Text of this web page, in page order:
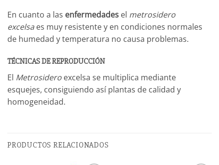
En cuanto a las enfermedades el metrosidero
excelsa es muy resistente y en condiciones normales
de humedad y temperatura no causa problemas.
TÉCNICAS DE REPRODUCCIÓN
El Metrosidero excelsa se multiplica mediante
esquejes, consiguiendo así plantas de calidad y
homogeneidad.
PRODUCTOS RELACIONADOS